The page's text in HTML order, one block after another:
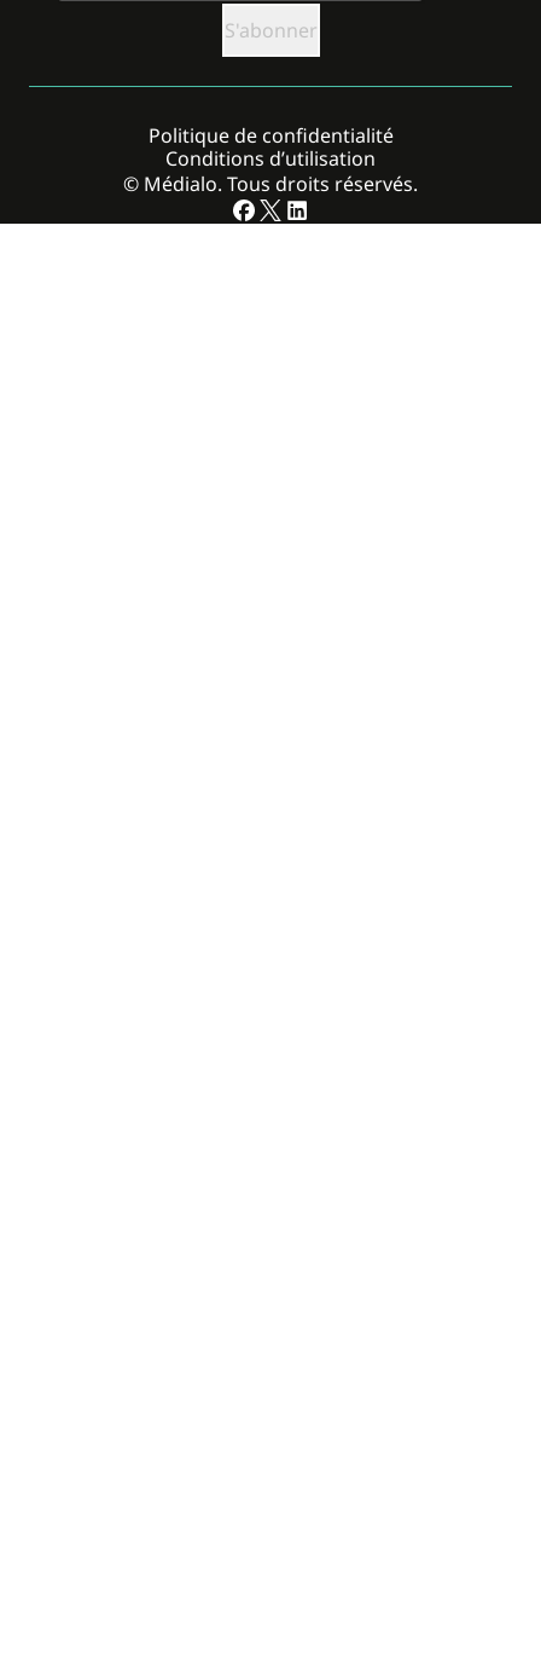
© Médialo. Tous droits réservés.
Politique de confidentialité
Conditions d’utilisation